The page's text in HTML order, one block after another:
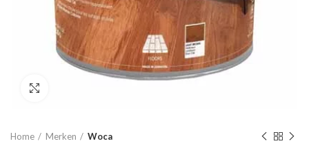
Home Merken Woca